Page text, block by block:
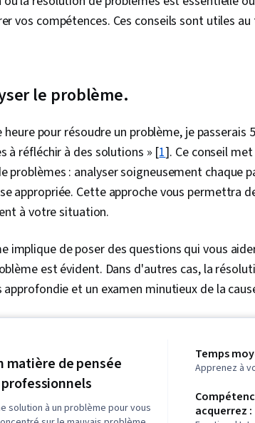
vos compétences. Ces conseils sont utiles
le problème.
heure pour résoudre un problème, je passerais
à réfléchir à des solutions » [1]. Ce conseil
problèmes : analyser soigneusement chaque
appropriée. Cette approche vous permettra
à votre situation.
implique de poser des questions qui vous
est évident. Dans d'autres cas, la
et un examen minutieux de la
matière de pensée
solution à un problème pour vous
Temps
Apprenez à
acquerrez :